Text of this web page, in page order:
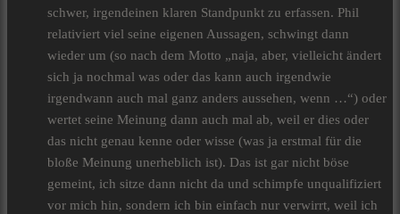
schwer, irgendeinen klaren Standpunkt zu erfassen. Phil
relativiert viel seine eigenen Aussagen, schwingt dann
wieder um (so nach dem Motto „naja, aber, vielleicht ändert
sich ja nochmal was oder das kann auch irgendwie
irgendwann auch mal ganz anders aussehen, wenn …“) oder
wertet seine Meinung dann auch mal ab, weil er dies oder
das nicht genau kenne oder wisse (was ja erstmal für die
bloße Meinung unerheblich ist). Das ist gar nicht böse
gemeint, ich sitze dann nicht da und schimpfe unqualifiziert
vor mich hin, sondern ich bin einfach nur verwirrt, weil ich